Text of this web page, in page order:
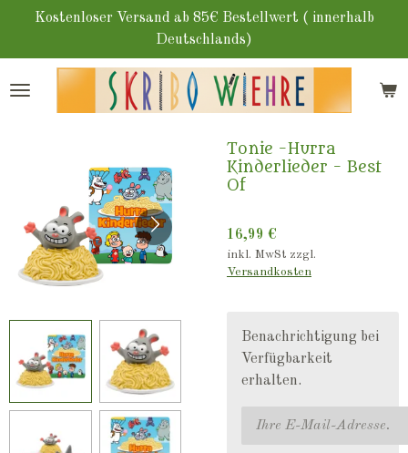
Zum
springen
Kostenloser Versand ab 85€ Bestellwert ( innerhalb
Deutschlands)
Tonie -Hurra
Kinderlieder - Best
Of
16,99 €
inkl. MwSt zzgl.
Versandkosten
Benachrichtigung bei
Verfügbarkeit
erhalten.